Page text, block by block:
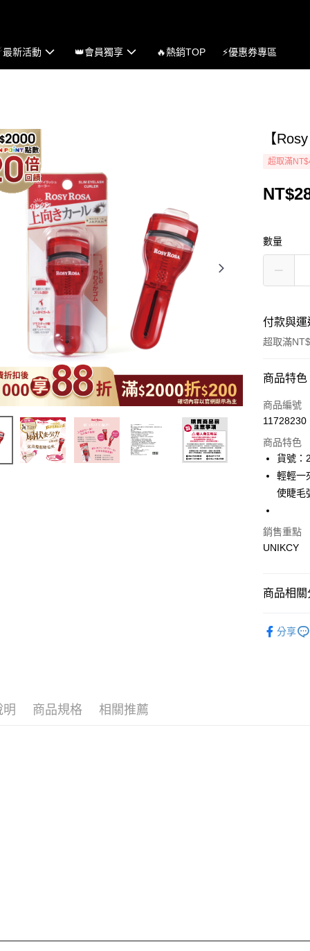
新活動 👑會員獨享 🔥熱銷TOP ⚡優惠券專區
【
超取滿
數量
付款與運
超取滿
付款方式
icash Pay
超商取貨
LINE Pay
街口支付
運送方式
商品特色
商品編號
11728230
商品特色
貨號：
輕輕一
使睫毛
銷售重點
UNIKCY
商品相關
分享
明 商品規格 相關推薦